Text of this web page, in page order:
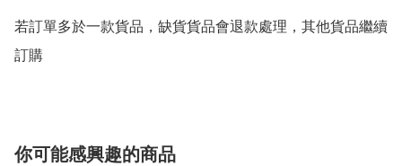
若訂單多於一款貨品，缺貨貨品會退款處理，其他貨品繼續
你可能感興趣的商品